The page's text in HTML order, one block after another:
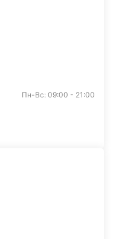
Пн-Вс: 09:00 - 21:00